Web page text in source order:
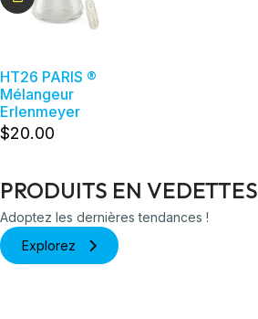
HT26 PARIS ®
Mélangeur
Erlenmeyer
$20.00
PRODUITS EN VEDETTES
Adoptez les dernières tendances !
Explorez